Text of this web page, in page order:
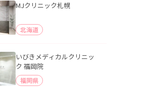
MJクリニック札幌
北海道
いびきメディカルクリニッ
ク 福岡院
福岡県